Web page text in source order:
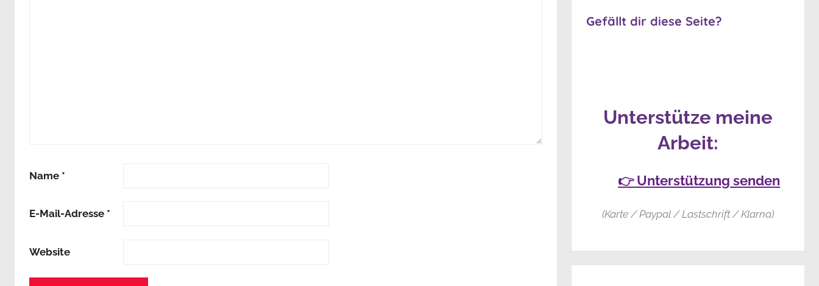
Name *
E-Mail-Adresse *
Website
Gefällt dir diese Seite?
Unterstütze meine
Arbeit:
👉 Unterstützung senden
(Karte / Paypal / Lastschrift / Klarna)